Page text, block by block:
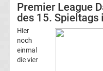
La
Liga
Ergebnisse
Premier League
des 15. Spieltags
Hier
noch
einmal
die vier